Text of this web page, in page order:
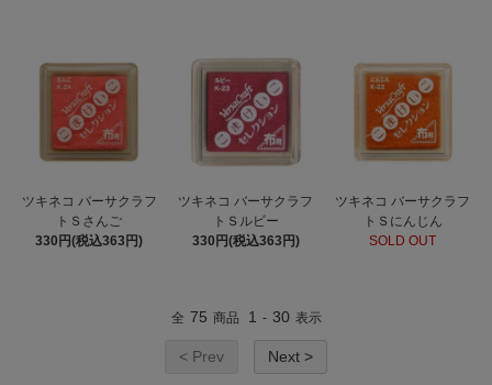
ツキネコ バーサクラフ
トＳさんご
330円(税込363円)
ツキネコ バーサクラフ
トＳルビー
330円(税込363円)
ツキネコ バーサクラフ
トＳにんじん
SOLD OUT
全 75 商品 1 - 30 表示
< Prev Next >